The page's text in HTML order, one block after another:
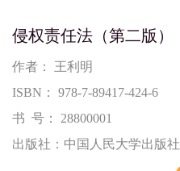
侵权责任法（第二版）
作者：
王利明
ISBN： 978-7-89417-424-6
书 号： 28800001
出版社：中国人民大学出版社